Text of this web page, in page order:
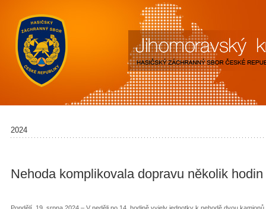
2024
Nehoda komplikovala dopravu několik hodin